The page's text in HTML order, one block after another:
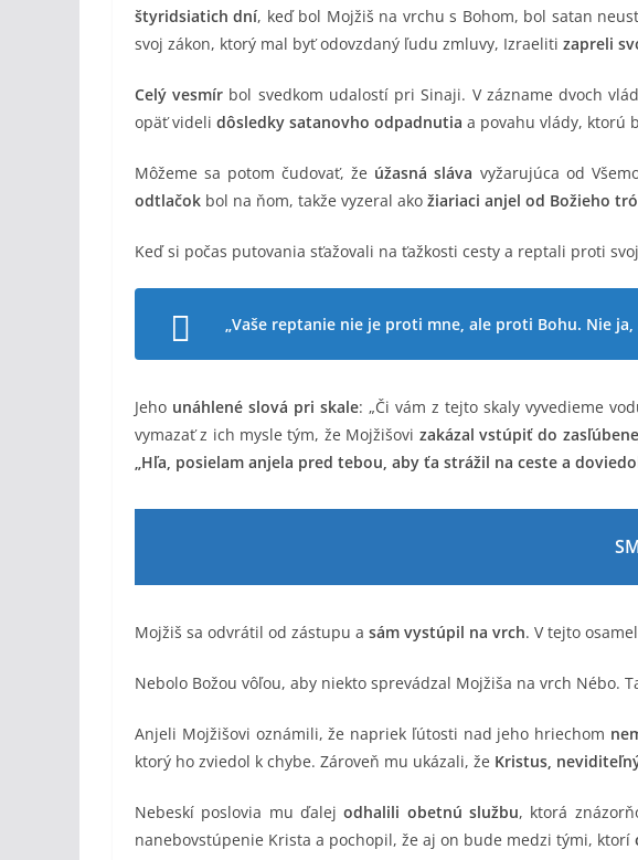
štyridsiatich dní, keď bol Mojžiš na vrchu s Bohom, bol satan
svoj zákon, ktorý mal byť odovzdaný ľudu zmluvy, Izraeliti zapreli
Celý vesmír bol svedkom udalostí pri Sinaji. V zázname dvoch
opäť videli dôsledky satanovho odpadnutia a povahu vlády, ktorú
Môžeme sa potom čudovať, že úžasná sláva vyžarujúca od
odtlačok bol na ňom, takže vyzeral ako žiariaci anjel od Božieho
Keď si počas putovania sťažovali na ťažkosti cesty a reptali proti
„Vaše reptanie nie je proti mne, ale proti Bohu. Nie
Jeho unáhlené slová pri skale: „Či vám z tejto skaly vyvedieme
vymazať z ich mysle tým, že Mojžišovi zakázal vstúpiť do
„Hľa, posielam anjela pred tebou, aby ťa strážil na ceste a
Mojžiš sa odvrátil od zástupu a sám vystúpil na vrch. V tejto
Nebolo Božou vôľou, aby niekto sprevádzal Mojžiša na vrch Nébo.
Anjeli Mojžišovi oznámili, že napriek ľútosti nad jeho hriechom
ktorý ho zviedol k chybe. Zároveň mu ukázali, že Kristus,
Nebeskí poslovia mu ďalejodhalili obetnú službu, ktorá
nanebovstúpenie Krista a pochopil, že aj on bude medzi tými, ktorí